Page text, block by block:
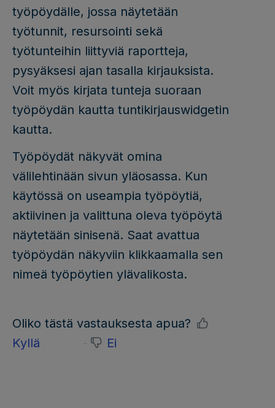
työpöydälle, jossa näytetään
työtunnit, resursointi sekä
työtunteihin liittyviä raportteja,
pysyäksesi ajan tasalla kirjauksista.
Voit myös kirjata tunteja suoraan
työpöydän kautta tuntikirjauswidgetin
kautta.
Työpöydät näkyvät omina
välilehtinään sivun yläosassa. Kun
käytössä on useampia työpöytiä,
aktiivinen ja valittuna oleva työpöytä
näytetään sinisenä. Saat avattua
työpöydän näkyviin klikkaamalla sen
nimeä työpöytien ylävalikosta.
Oliko tästä vastauksesta apua?
Kyllä
Ei